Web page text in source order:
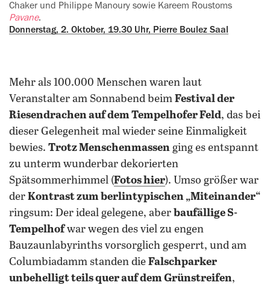
Chaker und Philippe Manoury sowie Kareem Roustoms
Pavane.
Donnerstag, 2. Oktober, 19.30 Uhr, Pierre Boulez Saal
Mehr als 100.000 Menschen waren laut
Veranstalter am Sonnabend beim Festival der
Riesendrachen auf dem Tempelhofer Feld, das bei
dieser Gelegenheit mal wieder seine Einmaligkeit
bewies. Trotz Menschenmassen ging es entspannt
zu unterm wunderbar dekorierten
Spätsommerhimmel (Fotos hier). Umso größer war
der Kontrast zum berlintypischen „Miteinander“
ringsum: Der ideal gelegene, aber baufällige S-
Tempelhofwar wegen des viel zu engen
Bauzaunlabyrinths vorsorglich gesperrt, und am
Columbiadamm standen die Falschparker
unbehelligt teils quer auf dem Grünstreifen,